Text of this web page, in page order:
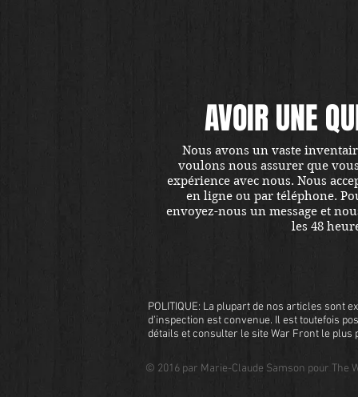
AVOIR UNE
Nous avons un vaste
voulons nous assurer que
expérience avec nous. Nous
en ligne ou par téléphone.
envoyez-nous un message et
les 48
POLITIQUE: La plupart de nos articles sont
d'inspection est convenue. Il est toutefois
détails et consulter le site War Front le plus
© 2016 par Marie-Claude Samson pour The